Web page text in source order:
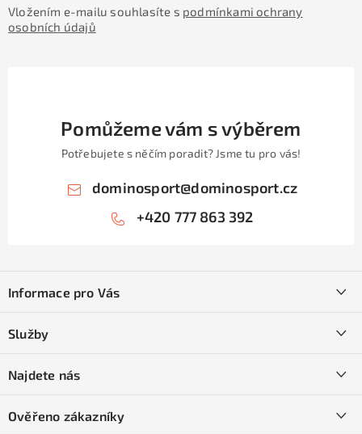
Vložením e-mailu souhlasíte s podmínkami ochrany
osobních údajů
Pomůžeme vám s výběrem
Potřebujete s něčím poradit? Jsme tu pro vás!
dominosport@dominosport.cz
+420 777 863 392
pInformace pro Vás
Obchodní podmínky
Podmínky GDPR
Služby
Naše prodejna
Najdete nás
Ověřeno zákazníky